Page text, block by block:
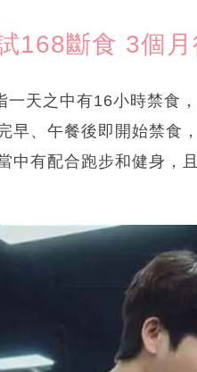
168斷食 3個
一天之中有16小時禁食
早、午餐後即開始禁食
中有配合跑步和健身，